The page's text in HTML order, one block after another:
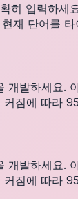
히 입력하
재 단어를
발하세요.
짐에 따라
발하세요.
짐에 따라